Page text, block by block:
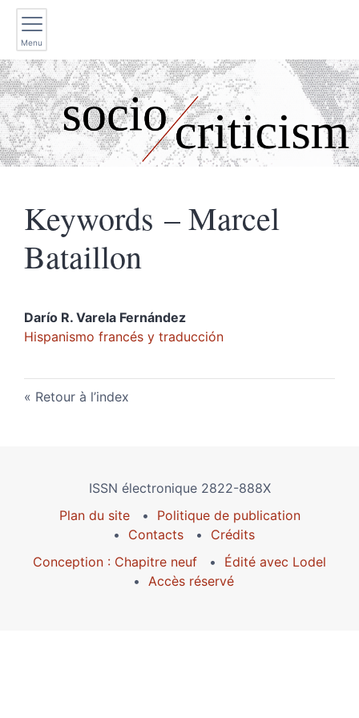
Menu
Keywords – Marcel
Bataillon
Darío R. Varela Fernández
Hispanismo francés y traducción
Retour à l’index
ISSN électronique 2822-888X
Plan du site
Politique de publication
Contacts
Crédits
Conception : Chapitre neuf
Édité avec Lodel
Accès réservé